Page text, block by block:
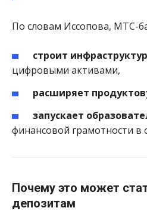
По словам Иссопова, МТС-
строит
цифровыми активами,
расширяет
запускает
финансовой грамотности в
Почему это может
депозитам